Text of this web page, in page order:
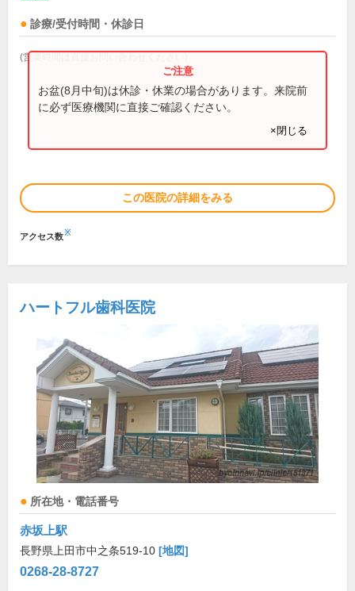
診療/受付時間・休診日
(営業時間は直接お問い合わせください)
お盆(8月中旬)は休診・休業の場合があります。来院前
に必ず医療機関に直接ご確認ください。
×閉じる
この医院の詳細をみる
アクセス数※
ハートフル歯科医院
所在地・電話番号
赤坂上駅
長野県上田市中之条519-10 [地図]
0268-28-8727